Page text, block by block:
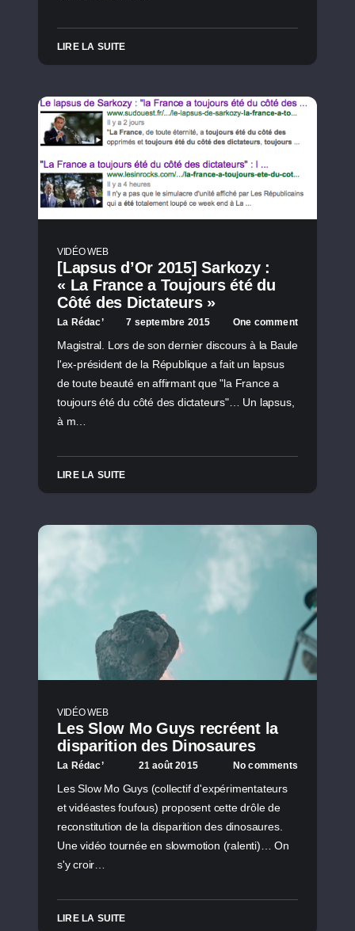
LIRE LA SUITE
VIDÉO WEB
[Lapsus d’Or 2015] Sarkozy :
« La France a Toujours été du
Côté des Dictateurs »
La Rédac’ 7 septembre 2015 One comment
Magistral. Lors de son dernier discours à la Baule
l'ex-président de la République a fait un lapsus
de toute beauté en affirmant que "la France a
toujours été du côté des dictateurs"… Un lapsus,
à m…
LIRE LA SUITE
VIDÉO WEB
Les Slow Mo Guys recréent la
disparition des Dinosaures
La Rédac’ 21 août 2015 No comments
Les Slow Mo Guys (collectif d'expérimentateurs
et vidéastes foufous) proposent cette drôle de
reconstitution de la disparition des dinosaures.
Une vidéo tournée en slowmotion (ralenti)… On
s'y croir…
LIRE LA SUITE